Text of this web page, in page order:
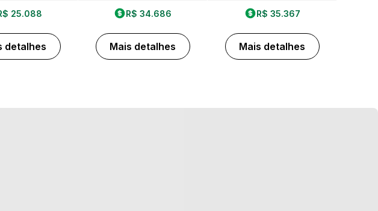
25.088
detalhes
R$ 34.686
Mais detalhes
R$ 35.367
Mais detalhes